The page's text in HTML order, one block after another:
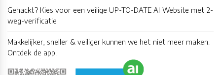
Gehackt? Kies voor een veilige UP-TO-DATE AI Website met 2-
weg-verificatie
Makkelijker, sneller & veiliger kunnen we het niet meer maken.
Ontdek de app.